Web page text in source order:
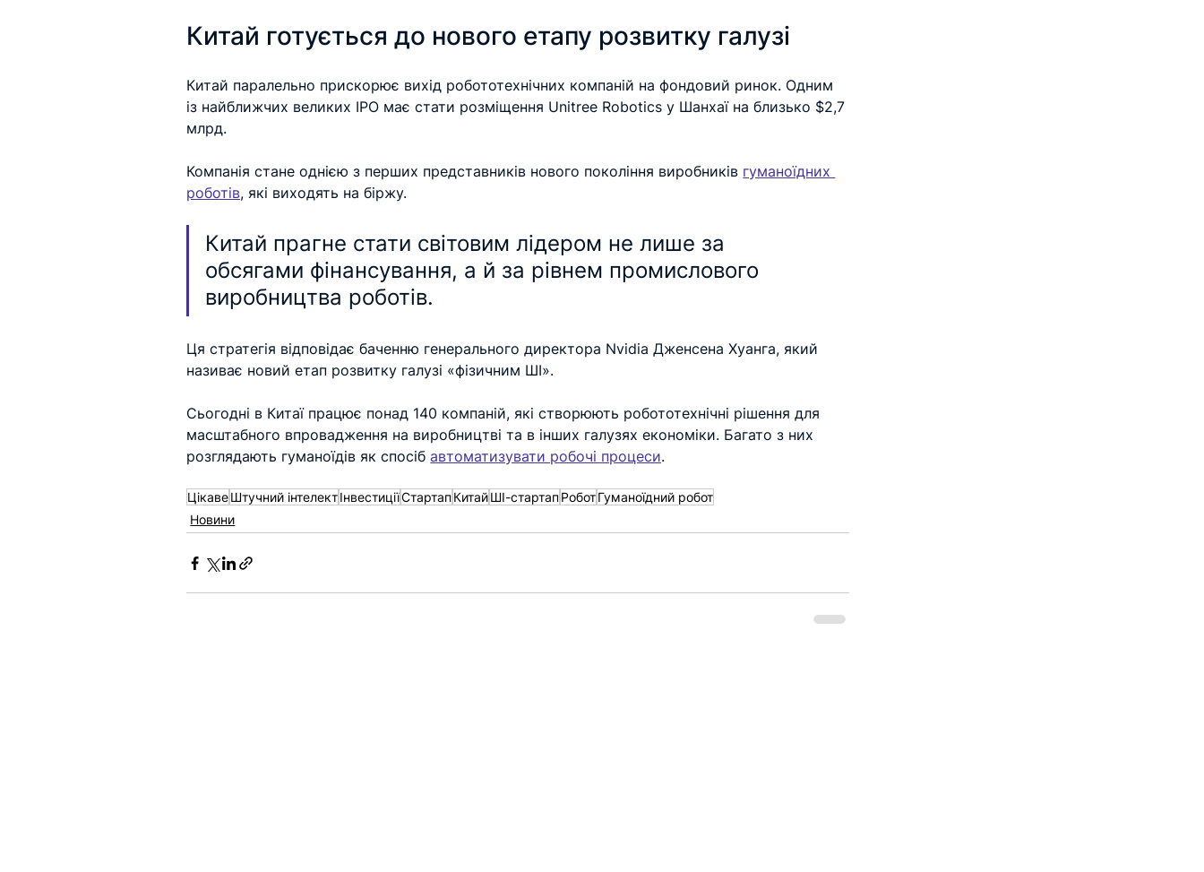
Китай готується до нового етапу розвитку галузі
Китай паралельно прискорює вихід робототехнічних компаній на фондовий ринок. Одним
із найближчих великих IPO має стати розміщення Unitree Robotics у Шанхаї на близько $2,7
млрд.
Компанія стане однією з перших представників нового покоління виробників гуманоїдних
роботів, які виходять на біржу.
Китай прагне стати світовим лідером не лише за
обсягами фінансування, а й за рівнем промислового
виробництва роботів.
Ця стратегія відповідає баченню генерального директора Nvidia Дженсена Хуанга, який
називає новий етап розвитку галузі «фізичним ШІ».
Сьогодні в Китаї працює понад 140 компаній, які створюють робототехнічні рішення для
масштабного впровадження на виробництві та в інших галузях економіки. Багато з них
розглядають гуманоїдів як спосіб автоматизувати робочі процеси.
ЦікавеШтучний інтелектІнвестиціїСтартап КитайШІ-стартап РоботГуманоїдний робот
Новини